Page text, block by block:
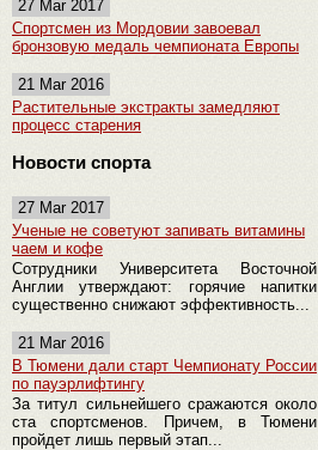
27 Mar 2017
Спортсмен из Мордовии завоевал
бронзовую медаль чемпионата Европы
21 Mar 2016
Растительные экстракты замедляют
процесс старения
Новости спорта
27 Mar 2017
Ученые не советуют запивать витамины
чаем и кофе
Сотрудники Университета Восточной
Англии утверждают: горячие напитки
существенно снижают эффективность...
21 Mar 2016
В Тюмени дали старт Чемпионату России
по пауэрлифтингу
За титул сильнейшего сражаются около
ста спортсменов. Причем, в Тюмени
пройдет лишь первый этап...